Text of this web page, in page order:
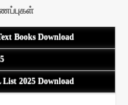
Books Download
List 2025 Download